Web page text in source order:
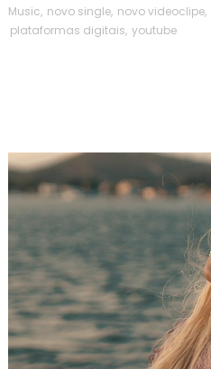
Music, novo single, novo videoclipe,
plataformas digitais, youtube